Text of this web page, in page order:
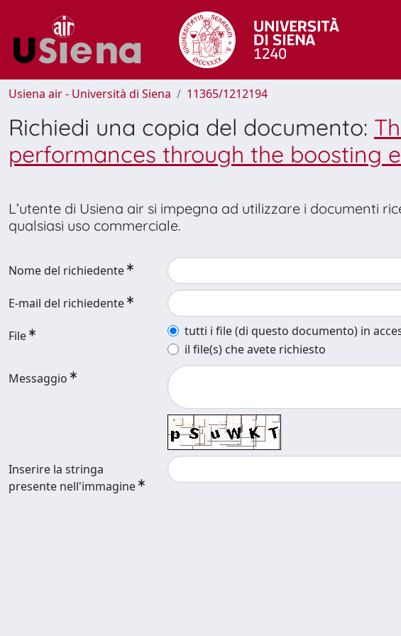
Usiena air - Università di Siena 11365/1212194
Richiedi una copia del documento:
performances through the boosting
L’utente di Usiena air si impegna ad utilizzare i documenti
qualsiasi uso commerciale.
Nome del richiedente
E-mail del richiedente
File
tutti i file (di questo documento) in
il file(s) che avete richiesto
Messaggio
Inserire la stringa
presente nell'immagine